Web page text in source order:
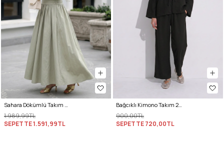
Sahara Dökümlü Takım 3008 - SU YEŞİLİ
1.989,99TL
SEPETTE1.591,99TL
Bağcıklı Kimono Takım 26610 - SİYAH
900,00TL
SEPETTE720,00TL